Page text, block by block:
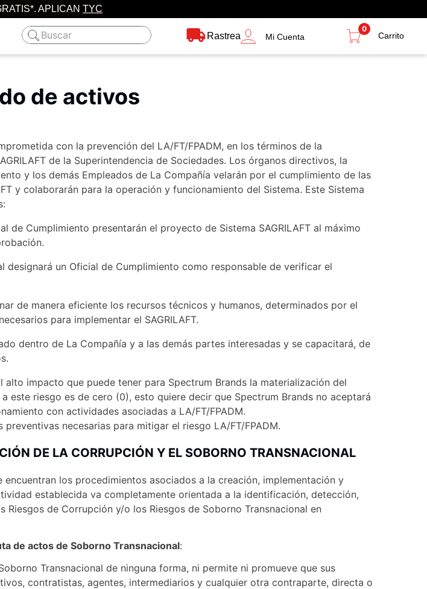
APLICAN TYC
Buscar
Rastrea Mi Cuenta
0
de activos
con la prevención del LA/FT/FPADM, en los términos de la
de la Superintendencia de Sociedades. Los órganos directivos, la
y los demás Empleados de La Compañía velarán por el cumplimiento de las
y colaborarán para la operación y funcionamiento del Sistema. Este Sistema
de Cumplimiento presentarán el proyecto de Sistema SAGRILAFT al máximo
designará un Oficial de Cumplimiento como responsable de verificar el
de manera eficiente los recursos técnicos y humanos, determinados por el
para implementar el SAGRILAFT.
dentro de La Compañía y a las demás partes interesadas y se capacitará, de
alto impacto que puede tener para Spectrum Brands la materialización del
este riesgo es de cero (0), esto quiere decir que Spectrum Brands no aceptará
con actividades asociadas a LA/FT/FPADM.
necesarias para mitigar el riesgo LA/FT/FPADM.
DE LA CORRUPCIÓN Y EL SOBORNO TRANSNACIONAL
los procedimientos asociados a la creación, implementación y
establecida va completamente orientada a la identificación, detección,
Riesgos de Corrupción y/o los Riesgos de Soborno Transnacional en
de actos de Soborno Transnacional:
Transnacional de ninguna forma, ni permite ni promueve que sus
contratistas, agentes, intermediarios y cualquier otra contraparte, directa o